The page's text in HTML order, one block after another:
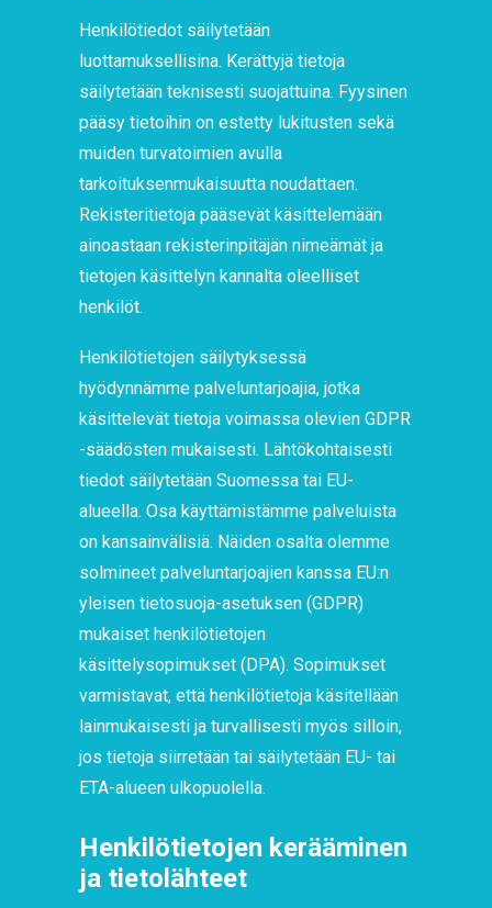
Henkilötiedot säilytetään
luottamuksellisina. Kerättyjä tietoja
säilytetään teknisesti suojattuina. Fyysinen
pääsy tietoihin on estetty lukitusten sekä
muiden turvatoimien avulla
tarkoituksenmukaisuutta noudattaen.
Rekisteritietoja pääsevät käsittelemään
ainoastaan rekisterinpitäjän nimeämät ja
tietojen käsittelyn kannalta oleelliset
henkilöt.
Henkilötietojen säilytyksessä
hyödynnämme palveluntarjoajia, jotka
käsittelevät tietoja voimassa olevien GDPR
-säädösten mukaisesti. Lähtökohtaisesti
tiedot säilytetään Suomessa tai EU-
alueella. Osa käyttämistämme palveluista
on kansainvälisiä. Näiden osalta olemme
solmineet palveluntarjoajien kanssa EU:n
yleisen tietosuoja-asetuksen (GDPR)
mukaiset henkilötietojen
käsittelysopimukset (DPA). Sopimukset
varmistavat, että henkilötietoja käsitellään
lainmukaisesti ja turvallisesti myös silloin,
jos tietoja siirretään tai säilytetään EU- tai
ETA-alueen ulkopuolella.
Henkilötietojen kerääminen
ja tietolähteet